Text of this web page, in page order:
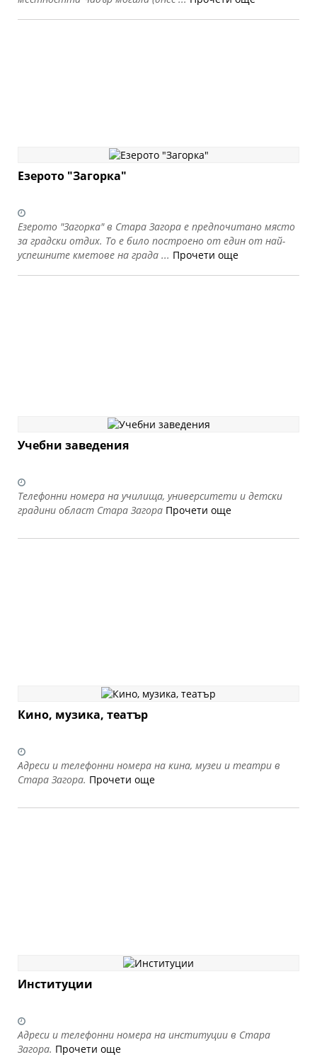
Езерото "Загорка"
Езерото "Загорка" в Стара Загора е предпочитано място
за градски отдих. То е било построено от един от най-
успешните кметове на града ... Прочети още
Учебни заведения
Телефонни номера на училища, университети и детски
градини област Стара Загора Прочети още
Кино, музика, театър
Адреси и телефонни номера на кина, музеи и театри в
Стара Загора. Прочети още
Институции
Адреси и телефонни номера на институции в Стара
Загора. Прочети още